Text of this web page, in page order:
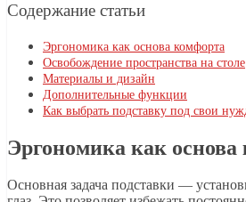
Содержание статьи
Эргономика как основа комфорта
Освобождение пространства на столе
Материалы и дизайн
Дополнительные функции
Как выбрать подставку под свои
Эргономика как основа
Основная задача подставки —